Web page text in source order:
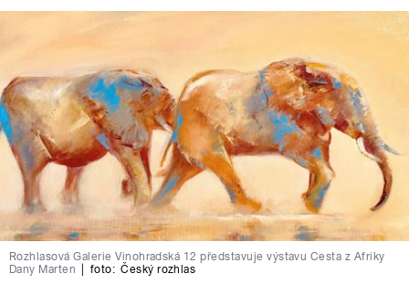
Rozhlasová Galerie Vinohradská 12 představuje výstavu Cesta z Afriky
Dany Marten
foto: Český rozhlas